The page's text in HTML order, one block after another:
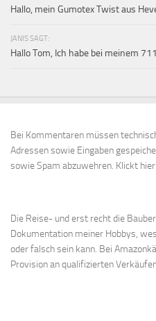
Hallo, mein Gumotex Twist aus
JANIS SAGT:
Hallo Tom, Ich habe bei meinem
Bei Kommentaren müssen
Adressen sowie Eingaben
sowie Spam abzuwehren. Klickt
Die Reise- und erst recht die
Dokumentation meiner Hobbys,
oder falsch sein kann. Bei
Provision an qualifizierten